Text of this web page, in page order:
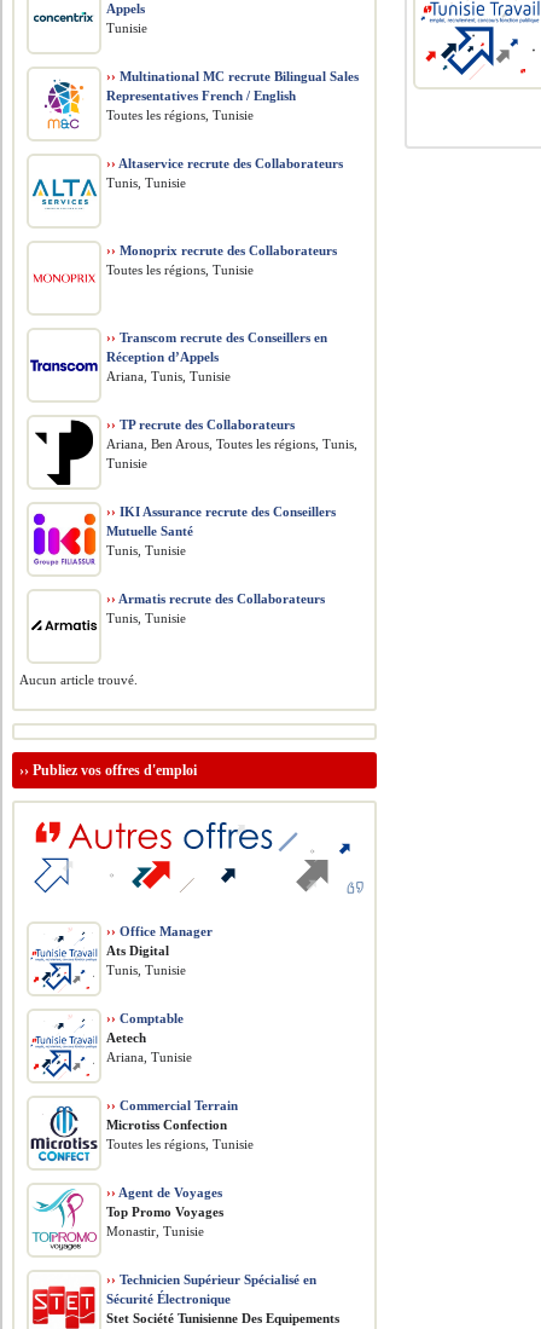
Appels
Tunisie
›› Multinational MC recrute Bilingual Sales
Representatives French / English
Toutes les régions, Tunisie
›› Altaservice recrute des Collaborateurs
Tunis, Tunisie
›› Monoprix recrute des Collaborateurs
Toutes les régions, Tunisie
›› Transcom recrute des Conseillers en
Réception d’Appels
Ariana, Tunis, Tunisie
›› TP recrute des Collaborateurs
Ariana, Ben Arous, Toutes les régions, Tunis,
Tunisie
›› IKI Assurance recrute des Conseillers
Mutuelle Santé
Tunis, Tunisie
›› Armatis recrute des Collaborateurs
Tunis, Tunisie
Aucun article trouvé.
››Publiez vos offres d'emploi
›› Office Manager
Ats Digital
Tunis, Tunisie
›› Comptable
Aetech
Ariana, Tunisie
›› Commercial Terrain
Microtiss Confection
Toutes les régions, Tunisie
›› Agent de Voyages
Top Promo Voyages
Monastir, Tunisie
›› Technicien Supérieur Spécialisé en
Sécurité Électronique
Stet Société Tunisienne Des Equipements